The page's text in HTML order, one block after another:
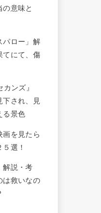
意味と
パロー」解
てにて、傷
カンズ』
下され、見
る景色
画を見たら
選！
解説・考
は救いなの